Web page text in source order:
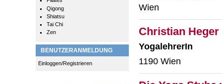
Qigong
Shiatsu
Tai Chi
Zen
BENUTZERANMELDUNG
Einloggen/Registrieren
Wien
Christian
YogalehrerIn
1190 Wien